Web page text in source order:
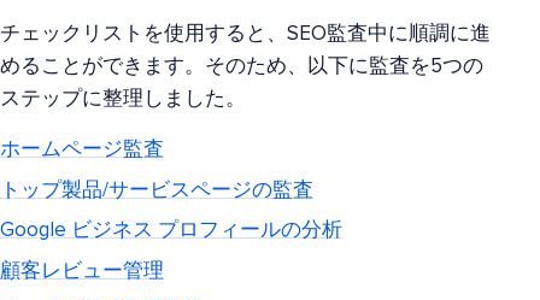
チェックリストを使用すると、SEO監査中に順調に進
めることができます。そのため、以下に監査を5つの
ステップに整理しました。
ホームページ監査
トップ製品/サービスページの監査
Google ビジネス プロフィールの分析
顧客レビュー管理